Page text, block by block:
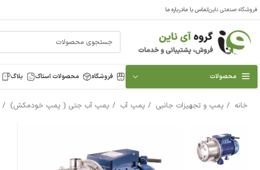
فروشگاه صنعتی ناینتماس با مادرباره ما
محصولات فروشگاه محصولات استاک بلاگ
خانه پمپ و تجهیزات جانبی پمپ آب پمپ آب جتی ( پمپ خودمکش)